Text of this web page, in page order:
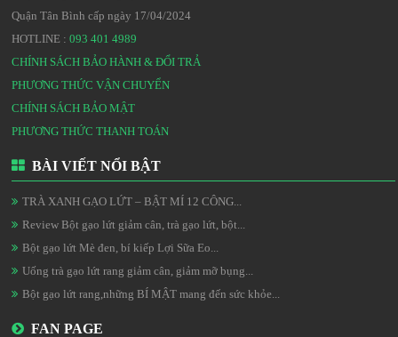
Quận Tân Bình cấp ngày 17/04/2024
HOTLINE : 093 401 4989
CHÍNH SÁCH BẢO HÀNH & ĐỔI TRẢ
PHƯƠNG THỨC VẬN CHUYỂN
CHÍNH SÁCH BẢO MẬT
PHƯƠNG THỨC THANH TOÁN
BÀI VIẾT NỔI BẬT
TRÀ XANH GẠO LỨT – BẬT MÍ 12 CÔNG...
Review Bột gạo lứt giảm cân, trà gạo lứt, bột...
Bột gạo lứt Mè đen, bí kiếp Lợi Sữa Eo...
Uống trà gạo lứt rang giảm cân, giảm mỡ bụng...
Bột gạo lứt rang,những BÍ MẬT mang đến sức khỏe...
FAN PAGE